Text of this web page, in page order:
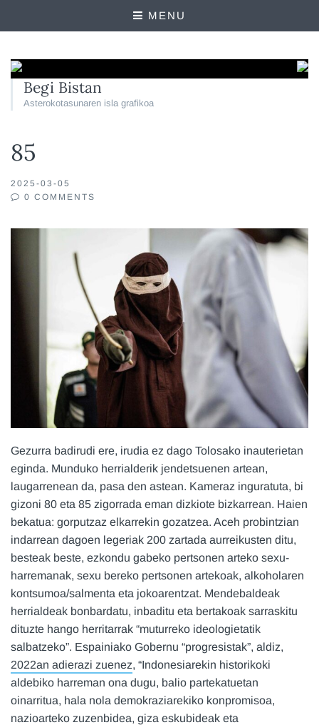
MENU
Begi Bistan
Asterokotasunaren isla grafikoa
85
2025-03-05
0 COMMENTS
Gezurra badirudi ere, irudia ez dago Tolosako inauterietan
eginda. Munduko herrialderik jendetsuenen artean,
laugarrenean da, pasa den astean. Kameraz inguratuta, bi
gizoni 80 eta 85 zigorrada eman dizkiote bizkarrean. Haien
bekatua: gorputzaz elkarrekin gozatzea. Aceh probintzian
indarrean dagoen legeriak 200 zartada aurreikusten ditu,
besteak beste, ezkondu gabeko pertsonen arteko sexu-
harremanak, sexu bereko pertsonen artekoak, alkoholaren
kontsumoa/salmenta eta jokoarentzat. Mendebaldeak
herrialdeak bonbardatu, inbaditu eta bertakoak sarraskitu
dituzte hango herritarrak “muturreko ideologietatik
salbatzeko”. Espainiako Gobernu “progresistak”, aldiz,
2022an adierazi zuenez, “Indonesiarekin historikoki
aldebiko harreman ona dugu, balio partekatuetan
oinarritua, hala nola demokraziarekiko konpromisoa,
nazioarteko zuzenbidea, giza eskubideak eta